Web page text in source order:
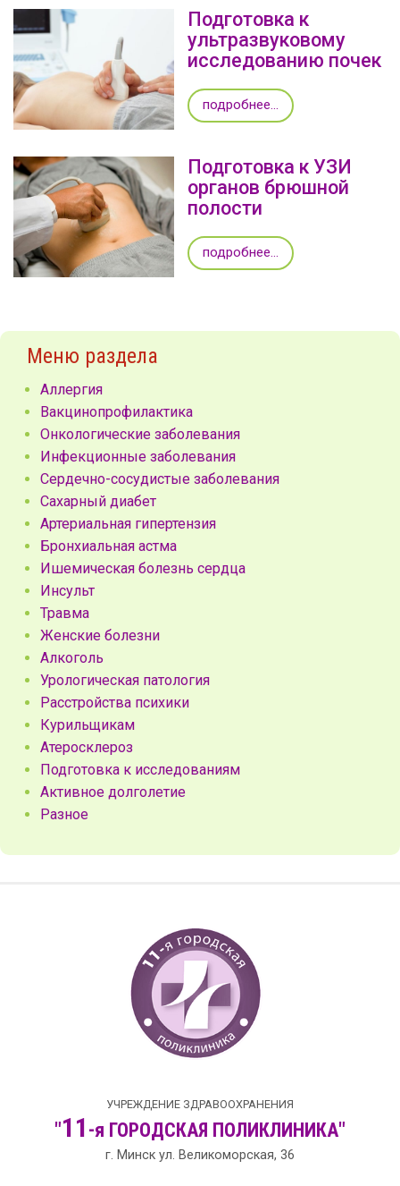
Подготовка к
ультразвуковому
исследованию почек
подробнее...
Подготовка к УЗИ
органов брюшной
полости
подробнее...
Меню раздела
Аллергия
Вакцинопрофилактика
Онкологические заболевания
Инфекционные заболевания
Сердечно-сосудистые заболевания
Сахарный диабет
Артериальная гипертензия
Бронхиальная астма
Ишемическая болезнь сердца
Инсульт
Травма
Женские болезни
Алкоголь
Урологическая патология
Расстройства психики
Курильщикам
Атеросклероз
Подготовка к исследованиям
Активное долголетие
Разное
УЧРЕЖДЕНИЕ ЗДРАВООХРАНЕНИЯ
"11 -я ГОРОДСКАЯ ПОЛИКЛИНИКА"
г. Минск ул. Великоморская, 36